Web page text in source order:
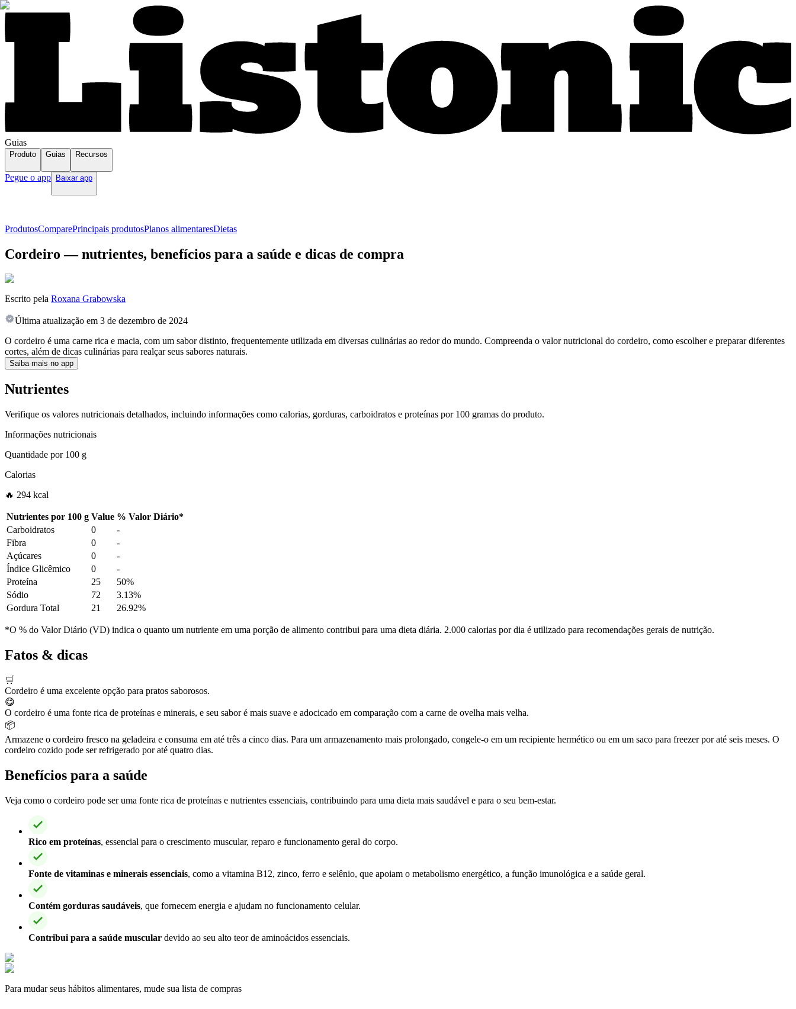
Guias
Produto Guias Recursos
Pegue o app Baixar app
ProdutosComparePrincipais produtosPlanos alimentaresDietas
Cordeiro — nutrientes, benefícios para a saúde e dicas de compra
Escrito pela Roxana Grabowska
Última atualização em 3 de dezembro de 2024
O cordeiro é uma carne rica e macia, com um sabor distinto, frequentemente utilizada em diversas culinárias ao redor do mundo. Compreenda o valor nutricional do cordeiro, como escolher e preparar diferentes
cortes, além de dicas culinárias para realçar seus sabores naturais.
Saiba mais no app
Nutrientes
Verifique os valores nutricionais detalhados, incluindo informações como calorias, gorduras, carboidratos e proteínas por 100 gramas do produto.
Informações nutricionais
Quantidade por100 g
Calorias
🔥 294 kcal
Nutrientes por 100 g Value % Valor Diário*
Carboidratos
0
-
Fibra
0
-
Açúcares
0
-
Índice Glicêmico
0
-
Proteína
25
50%
Sódio
72
3.13%
Gordura Total
21 26.92%
*O % do Valor Diário (VD) indica o quanto um nutriente em uma porção de alimento contribui para uma dieta diária. 2.000 calorias por dia é utilizado para recomendações gerais de nutrição.
Fatos & dicas
🛒
Cordeiro é uma excelente opção para pratos saborosos.
😋
O cordeiro é uma fonte rica de proteínas e minerais, e seu sabor é mais suave e adocicado em comparação com a carne de ovelha mais velha.
📦
Armazene o cordeiro fresco na geladeira e consuma em até três a cinco dias. Para um armazenamento mais prolongado, congele-o em um recipiente hermético ou em um saco para freezer por até seis meses. O
cordeiro cozido pode ser refrigerado por até quatro dias.
Benefícios para a saúde
Veja como o cordeiro pode ser uma fonte rica de proteínas e nutrientes essenciais, contribuindo para uma dieta mais saudável e para o seu bem-estar.
Rico em proteínas, essencial para o crescimento muscular, reparo e funcionamento geral do corpo.
Fonte de vitaminas e minerais essenciais, como a vitamina B12, zinco, ferro e selênio, que apoiam o metabolismo energético, a função imunológica e a saúde geral.
Contém gorduras saudáveis, que fornecem energia e ajudam no funcionamento celular.
Contribui para a saúde muscular devido ao seu alto teor de aminoácidos essenciais.
Para mudar seus hábitos alimentares, mude sua lista de compras